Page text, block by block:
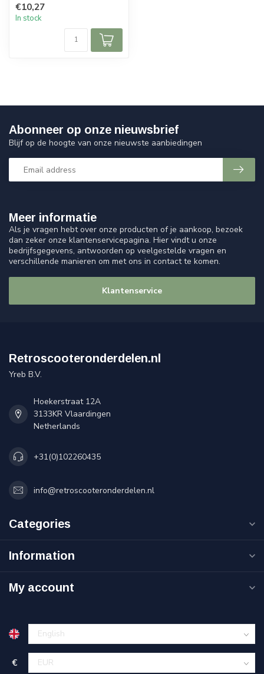
€10,27
In stock
Meer informatie
Als je vragen hebt over onze producten of je aankoop, bezoek
dan zeker onze klantenservicepagina. Hier vindt u onze
bedrijfsgegevens, antwoorden op veelgestelde vragen en
verschillende manieren om met ons in contact te komen.
Klantenservice
Abonneer op onze nieuwsbrief
Blijf op de hoogte van onze nieuwste aanbiedingen
Retroscooteronderdelen.nl
Yreb B.V.
Hoekerstraat 12A
3133KR Vlaardingen
Netherlands
+31(0)102260435
info@retroscooteronderdelen.nl
Categories
Information
My account
€